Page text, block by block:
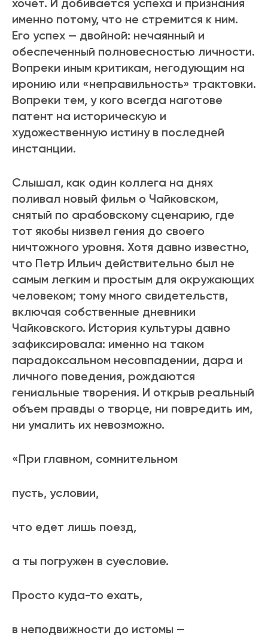
хочет. И добивается успеха и признания
именно потому, что не стремится к ним.
Его успех — двойной: нечаянный и
обеспеченный полновесностью личности.
Вопреки иным критикам, негодующим на
иронию или «неправильность» трактовки.
Вопреки тем, у кого всегда наготове
патент на историческую и
художественную истину в последней
инстанции.
Слышал, как один коллега на днях
поливал новый фильм о Чайковском,
снятый по арабовскому сценарию, где
тот якобы низвел гения до своего
ничтожного уровня. Хотя давно известно,
что Петр Ильич действительно был не
самым легким и простым для окружающих
человеком; тому много свидетельств,
включая собственные дневники
Чайковского. История культуры давно
зафиксировала: именно на таком
парадоксальном несовпадении, дара и
личного поведения, рождаются
гениальные творения. И открыв реальный
объем правды о творце, ни повредить им,
ни умалить их невозможно.
«При главном, сомнительном
пусть, условии,
что едет лишь поезд,
а ты погружен в суесловие.
Просто куда-то ехать,
в неподвижности до истомы —